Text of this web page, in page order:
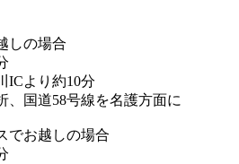
しの場合
ICより約10分
、国道58号線を名護方面に
でお越しの場合